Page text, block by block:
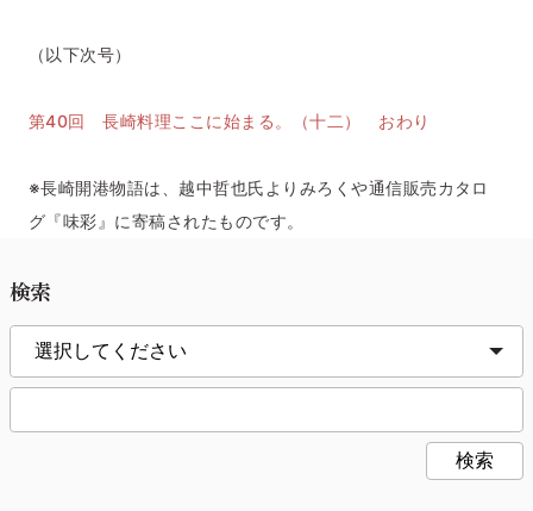
（以下次号）
第40回 長崎料理ここに始まる。（十二） おわり
※長崎開港物語は、越中哲也氏よりみろくや通信販売カタロ
グ『味彩』に寄稿されたものです。
検索
検索